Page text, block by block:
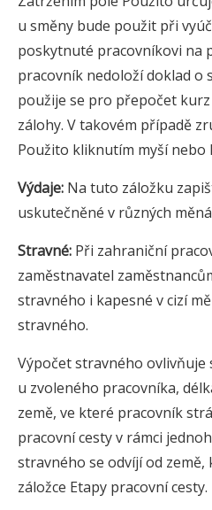
u směny bude použit při
poskytnuté pracovníkovi na
pracovník nedoloží doklad o
použije se pro přepočet
zálohy. V takovém případě
Použito kliknutím myší nebo
Výdaje: Na tuto záložku
uskutečněné v různých
Stravné: Při zahraniční
zaměstnavatel
stravného i kapesné v cizí
stravného.
Výpočet stravného ovlivňuje
u zvoleného pracovníka,
země, ve které pracovník
pracovní cesty v rámci
stravného se odvíjí od země,
záložce Etapy pracovní cesty.